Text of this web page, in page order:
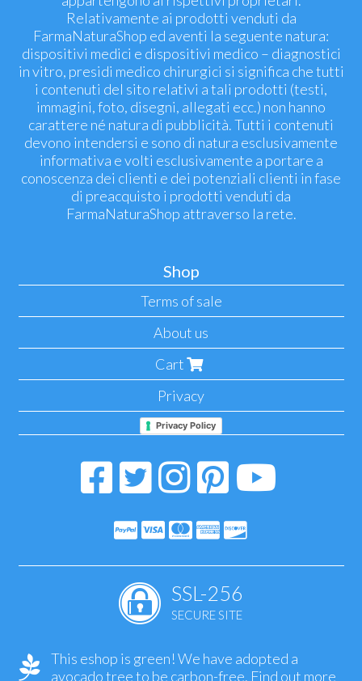
Relativamente ai prodotti venduti da
FarmaNaturaShop ed aventi la seguente natura:
dispositivi medici e dispositivi medico – diagnostici
in vitro, presidi medico chirurgici si significa che tutti
i contenuti del sito relativi a tali prodotti (testi,
immagini, foto, disegni, allegati ecc.) non hanno
carattere né natura di pubblicità. Tutti i contenuti
devono intendersi e sono di natura esclusivamente
informativa e volti esclusivamente a portare a
conoscenza dei clienti e dei potenziali clienti in fase
di preacquisto i prodotti venduti da
FarmaNaturaShop attraverso la rete.
Shop
Terms of sale
About us
Cart
Privacy
Privacy Policy
SSL-256
SECURE SITE
This eshop is green! We have adopted a
avocado tree to be carbon-free. Find out more